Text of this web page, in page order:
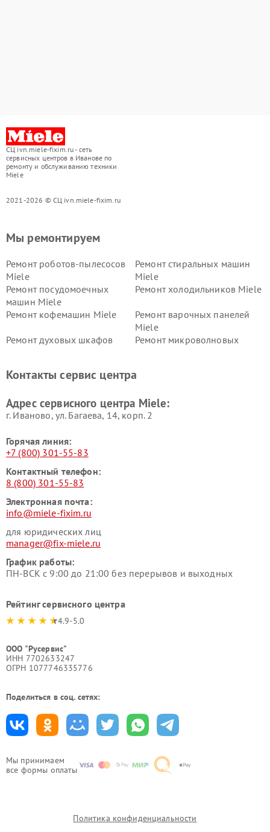
СЦ ivn.miele-fixim.ru - сеть
сервисных центров в Иванове по
ремонту и обслуживанию техники
Miele
2021-2026 © СЦ ivn.miele-fixim.ru
Мы принимаем
все формы оплаты
Мы ремонтируем
Ремонт роботов-пылесосов
Miele
Ремонт стиральных машин
Miele
Ремонт посудомоечных
машин Miele
Ремонт холодильников Miele
Ремонт кофемашин Miele
Ремонт варочных панелей
Miele
Ремонт духовых шкафов
Ремонт микроволновых
Miele
Miele
пылесосов Miele
Контакты сервис центра
Адрес сервисного центра Miele:
г. Иваново, ул. Багаева, 14, корп. 2
Горячая линия:
+7 (800) 301-55-83
Контактный телефон:
8 (800) 301-55-83
Электронная почта:
info@miele-fixim.ru
для юридических лиц
manager@fix-miele.ru
График работы:
ПН-ВСК с 9:00 до 21:00 без перерывов и выходных
Рейтинг сервисного центра
4.9-5.0
ООО "Русервис"
ИНН 7702633247
ОГРН 1077746335776
Поделиться в соц. сетях:
Политика конфиденциальности